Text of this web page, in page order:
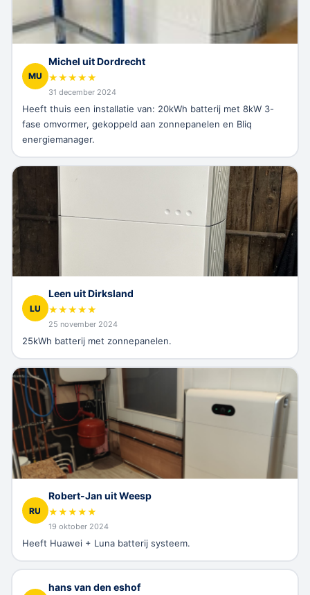
MU
Michel uit Dordrecht
★★★★★
31 december 2024
Heeft thuis een installatie van: 20kWh batterij met 8kW 3-
fase omvormer, gekoppeld aan zonnepanelen en Bliq
energiemanager.
LU
Leen uit Dirksland
★★★★★
25 november 2024
25kWh batterij met zonnepanelen.
RU
Robert-Jan uit Weesp
★★★★★
19 oktober 2024
Heeft Huawei + Luna batterij systeem.
hans van den eshof